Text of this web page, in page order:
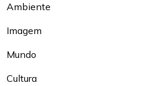
Ambiente
Imagem
Mundo
Cultura